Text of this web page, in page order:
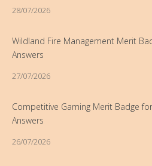
28/07/2026
Wildland Fire Management Merit
Answers
27/07/2026
Competitive Gaming Merit Badge
Answers
26/07/2026